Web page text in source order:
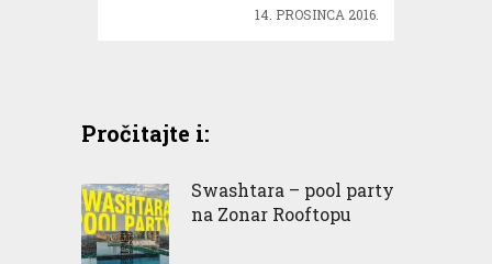
14. PROSINCA 2016.
Pročitajte i:
Swashtara – pool party
na Zonar Rooftopu